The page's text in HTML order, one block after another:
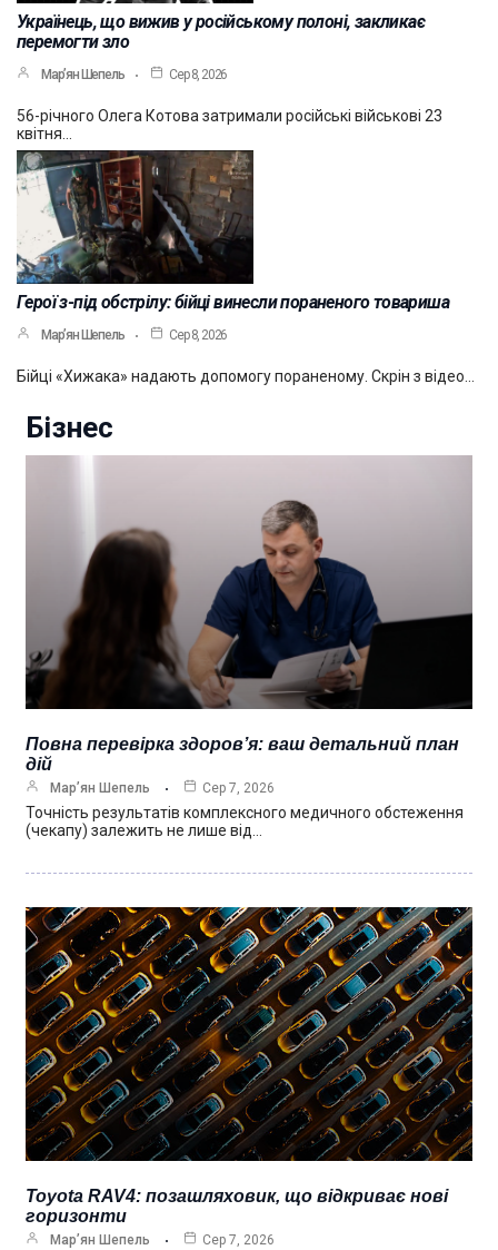
Українець, що вижив у російському полоні, закликає
перемогти зло
Мар’ян Шепель Сер 8, 2026
56-річного Олега Котова затримали російські військові 23
квітня…
Герої з-під обстрілу: бійці винесли пораненого товариша
Мар’ян Шепель Сер 8, 2026
Бійці «Хижака» надають допомогу пораненому. Скрін з відео…
Бізнес
Повна перевірка здоров’я: ваш детальний план
дій
Мар’ян Шепель Сер 7, 2026
Точність результатів комплексного медичного обстеження
(чекапу) залежить не лише від…
Toyota RAV4: позашляховик, що відкриває нові
горизонти
Мар’ян Шепель Сер 7, 2026